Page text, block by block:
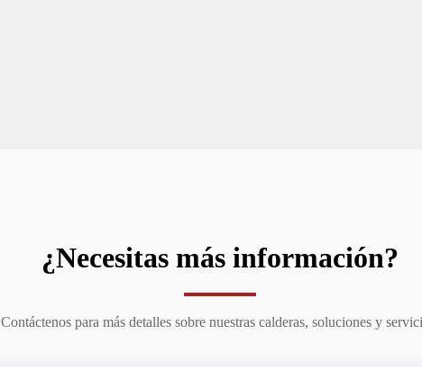
¿Necesitas más información?
Contáctenos para más detalles sobre nuestras calderas, soluciones y